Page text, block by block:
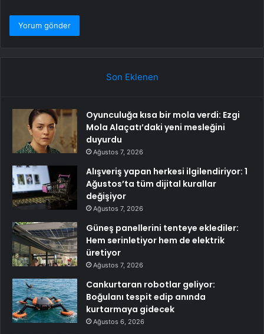
Son Eklenen
Oyunculuğa kısa bir mola verdi: Ezgi
Mola Alaçatı’daki yeni mesleğini
duyurdu
Ağustos 7, 2026
Alışveriş yapan herkesi ilgilendiriyor: 1
Ağustos’ta tüm dijital kurallar
değişiyor
Ağustos 7, 2026
Güneş panellerini tenteye eklediler:
Hem serinletiyor hem de elektrik
üretiyor
Ağustos 7, 2026
Cankurtaran robotlar geliyor:
Boğulanı tespit edip anında
kurtarmaya gidecek
Ağustos 6, 2026